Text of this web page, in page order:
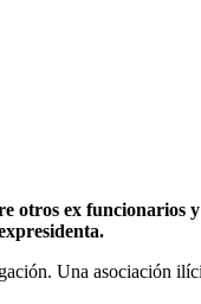
ex funcionarios y
Una asociación